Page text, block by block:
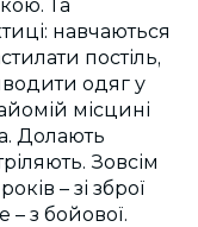
Та
навчаються
постіль,
одяг у
місцині
Долають
Зовсім
– зі зброї
– з бойової.